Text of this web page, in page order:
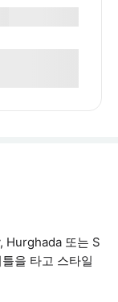
Hurghada 또는 S
을 타고 스타일